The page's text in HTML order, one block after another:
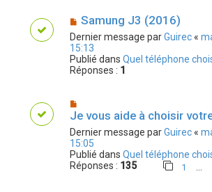
Samung J3 (2016)
Dernier message parGuirec«
15:13
Publié dans Quel téléphone
Réponses : 1
Je vous aide à choisir
Dernier message parGuirec«
15:05
Publié dans Quel téléphone
Réponses : 135 1